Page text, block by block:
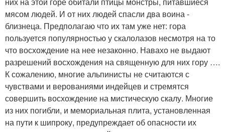
мясом людей. И от них людей спасли два воина -
близнеца. Предполагаю что их там уже нет: гора
пользуется популярностью у скалолазов несмотря на то
что восхождение на нее незаконно. Навахо не выдают
разрешений восхождения на священную для них гору ….
К сожалению, многие альпинисты не считаются с
чувствами и верованиями индейцев и стремятся
совершить восхождение на мистическую скалу. Многие
из них погибли, и мемориальная плита, установленная
на пути к шипроку, предупреждает об опасности их